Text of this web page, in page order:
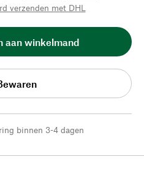
verzenden met DHL
aan winkelmand
binnen 3-4 dagen